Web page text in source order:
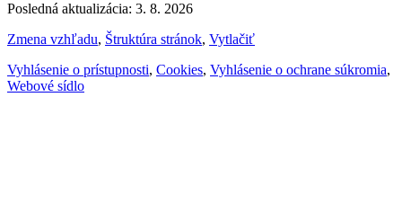
Posledná aktualizácia: 3. 8. 2026
Zmena vzhľadu, Štruktúra stránok, Vytlačiť
Vyhlásenie o prístupnosti, Cookies, Vyhlásenie o ochrane súkromia,
Webové sídlo